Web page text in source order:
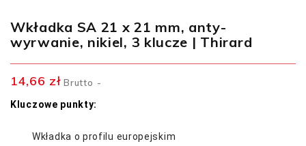
Wkładka SA 21 x 21 mm, anty-
wyrwanie, nikiel, 3 klucze | Thirard
14,66 zł Brutto
Kluczowe punkty:
Wkładka o profilu europejskim